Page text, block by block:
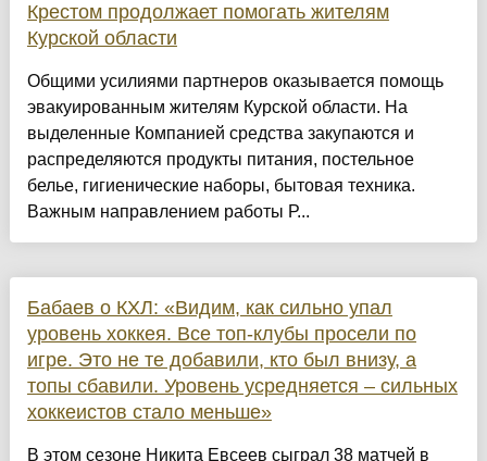
Крестом продолжает помогать жителям
Курской области
Общими усилиями партнеров оказывается помощь
эвакуированным жителям Курской области. На
выделенные Компанией средства закупаются и
распределяются продукты питания, постельное
белье, гигиенические наборы, бытовая техника.
Важным направлением работы Р...
Бабаев о КХЛ: «Видим, как сильно упал
уровень хоккея. Все топ-клубы просели по
игре. Это не те добавили, кто был внизу, а
топы сбавили. Уровень усредняется – сильных
хоккеистов стало меньше»
В этом сезоне Никита Евсеев сыграл 38 матчей в